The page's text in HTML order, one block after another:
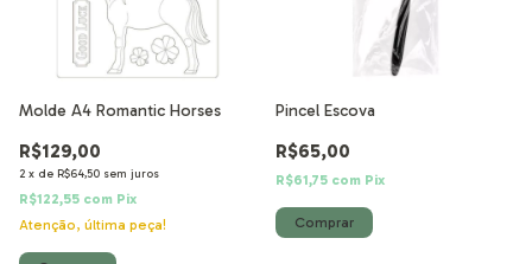
Molde A4 Romantic Horses
R$129,00
2 x de R$64,50 sem juros
R$122,55 com Pix
Atenção, última peça!
Pincel Escova
R$65,00
R$61,75 com Pix